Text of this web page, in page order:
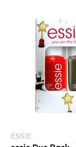
ESSIE